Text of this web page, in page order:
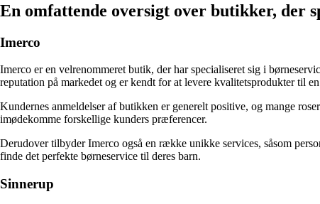
En omfattende oversigt over butikker, der
Imerco
Imerco er en velrenommeret butik, der har specialiseret sig i
reputation på markedet og er kendt for at levere kvalitetsprodukter til
Kundernes anmeldelser af butikken er generelt positive, og mange
imødekomme forskellige kunders præferencer.
Derudover tilbyder Imerco også en række unikke services, såsom
finde det perfekte børneservice til deres barn.
Sinnerup